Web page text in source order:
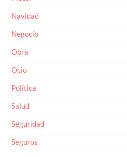
Navidad
Negocio
Obra
Ocio
Política
Salud
Seguridad
Seguros